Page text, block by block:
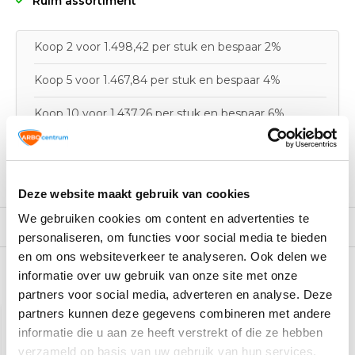
Deze website maakt gebruik van cookies
We gebruiken cookies om content en advertenties te
personaliseren, om functies voor social media te bieden
en om ons websiteverkeer te analyseren. Ook delen we
informatie over uw gebruik van onze site met onze
partners voor social media, adverteren en analyse. Deze
partners kunnen deze gegevens combineren met andere
informatie die u aan ze heeft verstrekt of die ze hebben
verzameld op basis van uw gebruik van hun services.
Koop 2 voor 1.498,42 per stuk en bespaar 2%
Koop 5 voor 1.467,84 per stuk en bespaar 4%
Koop 10 voor 1.437,26 per stuk en bespaar 6%
Productomschrijving
Specificaties
Recent bekeken
-1%
AANBIEDING